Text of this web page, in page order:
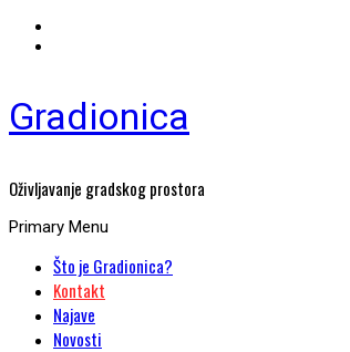
Gradionica
Oživljavanje gradskog prostora
Primary Menu
Što je Gradionica?
Kontakt
Najave
Novosti